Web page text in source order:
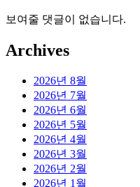
보여줄 댓글이 없습니다.
Archives
2026년 8월
2026년 7월
2026년 6월
2026년 5월
2026년 4월
2026년 3월
2026년 2월
2026년 1월